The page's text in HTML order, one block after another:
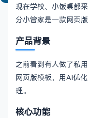
现在学校、小饭桌都
分小管家是一款网页
产品背景
之前看到有人做了私
网页版模板，用AI优
理。
核心功能